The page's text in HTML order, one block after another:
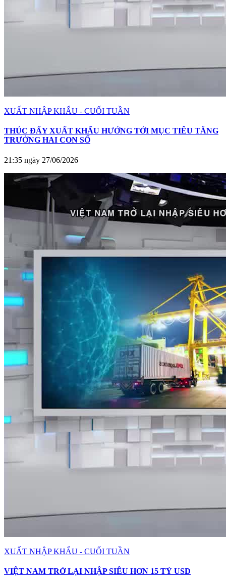
XUẤT NHẬP KHẨU - CUỐI TUẦN
THÚC ĐẨY XUẤT KHẨU HƯỚNG TỚI MỤC TIÊU TĂNG
TRƯỞNG HAI CON SỐ
21:35 ngày 27/06/2026
XUẤT NHẬP KHẨU - CUỐI TUẦN
VIỆT NAM TRỞ LẠI NHẬP SIÊU HƠN 15 TỶ USD